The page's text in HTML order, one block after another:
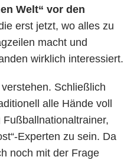
Welt“ vor den
erst jetzt, wo alles zu
macht und
wirklich interessiert.
Schließlich
alle Hände voll
Experten zu sein. Da
noch mit der Frage